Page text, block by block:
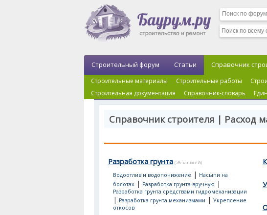
Строительный форум Статьи Справочник
Строительные материалы Строительные работы
Строительная документация
Справочник-словарь
Справочник строителя | Расход
Разработка грунта (26 записей)
Водоотлив и водопонижение | Насыпи на
болотах| Разработка грунта вручную |
Разработка грунта средствами гидромеханизации
| Разработка грунта механизмами | Укрепление
откосов